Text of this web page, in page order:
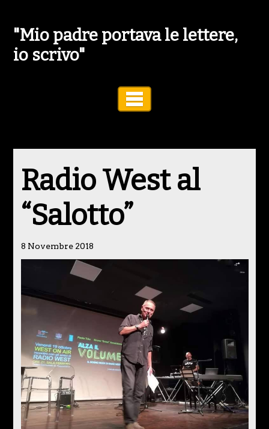
"Mio padre portava le lettere,
io scrivo"
Radio West al
“Salotto”
8 Novembre 2018